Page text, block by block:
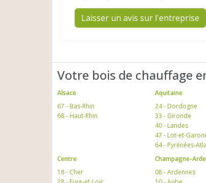
Laisser un avis sur l'entreprise
Votre bois de chauffage
Alsace
67 - Bas-Rhin
68 - Haut-Rhin
Aquitaine
24 - Dordogne
33 - Gironde
40 - Landes
47 - Lot-et-
64 - Pyrénées-
Centre
18 - Cher
Champagne-
08 - Ardennes